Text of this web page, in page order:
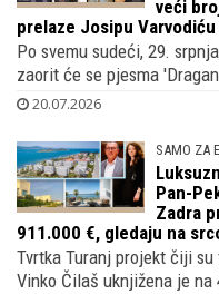
veći
prelaze Josipu Varvodiću
Po svemu sudeći, 29.
zaorit će se pjesma
20.07.2026
SAMO ZA
Pan-
Zadra
911.000 €, gledaju na
Tvrtka Turanj projekt čiji
Vinko Čilaš uknjižena je na